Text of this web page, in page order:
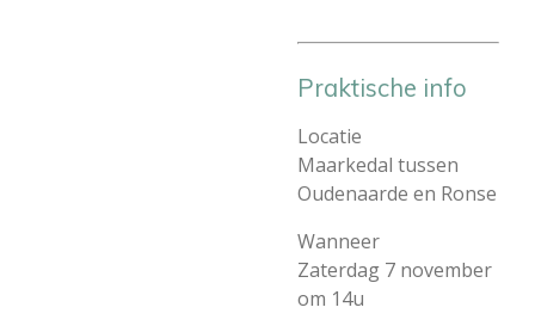
Praktische info
Locatie
Maarkedal tussen
Oudenaarde en Ronse
Wanneer
Zaterdag 7 november
om 14u